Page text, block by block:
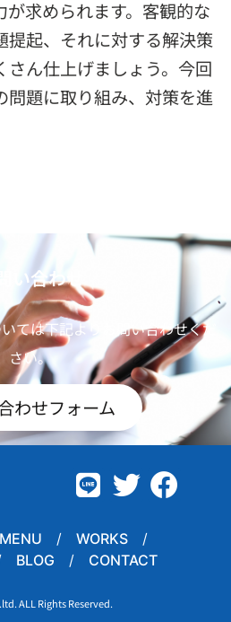
が求められます。客観的な
提起、それに対する解決策
さん仕上げましょう。今回
問題に取り組み、対策を進
問い合わせ
ては下記よりお問い合わせくだ
さい。
わせフォーム
MENU
WORKS
BLOG CONTACT
ALL Rights Reserved.